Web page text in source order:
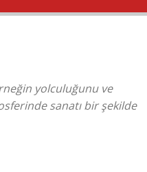
yolculuğunu ve
sanatı bir şekilde